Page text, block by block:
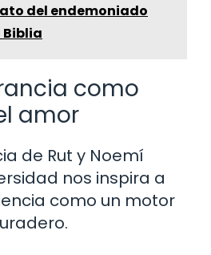
del endemoniado
Biblia
como
amor
de Rut y Noemí
nos inspira a
como un motor